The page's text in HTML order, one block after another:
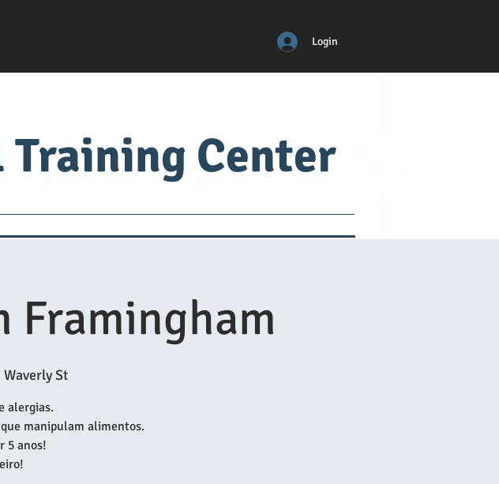
Login
Training Center
Framingham
St
alergias.
manipulam alimentos.
5 anos!